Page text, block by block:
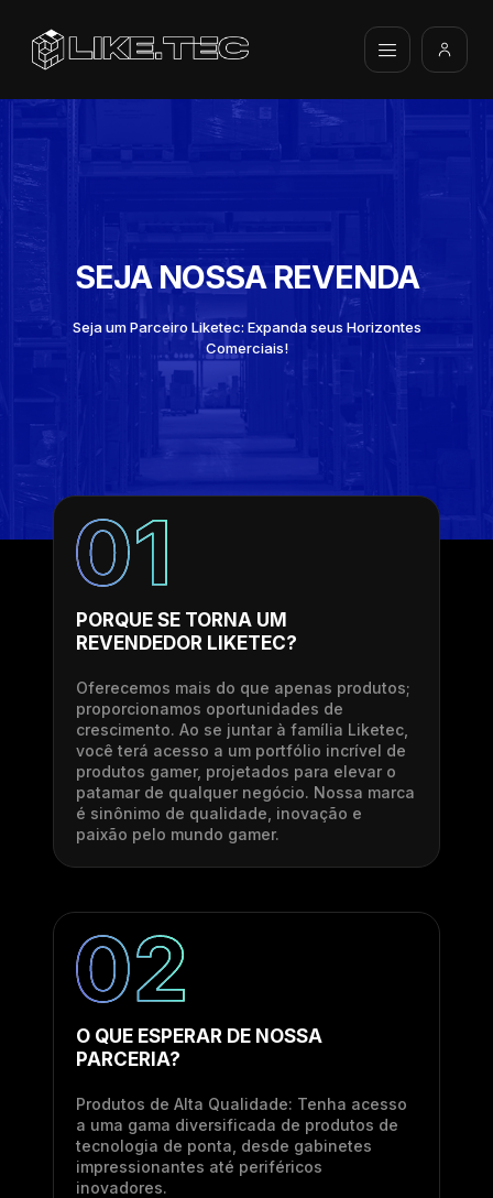
SEJA NOSSA REVENDA
Seja um Parceiro Liketec: Expanda seus Horizontes
Comerciais!
PORQUE SE TORNA UM
REVENDEDOR LIKETEC?
Oferecemos mais do que apenas produtos;
proporcionamos oportunidades de
crescimento. Ao se juntar à família Liketec,
você terá acesso a um portfólio incrível de
produtos gamer, projetados para elevar o
patamar de qualquer negócio. Nossa marca
é sinônimo de qualidade, inovação e
paixão pelo mundo gamer.
O QUE ESPERAR DE NOSSA
PARCERIA?
Produtos de Alta Qualidade: Tenha acesso
a uma gama diversificada de produtos de
tecnologia de ponta, desde gabinetes
impressionantes até periféricos
inovadores.